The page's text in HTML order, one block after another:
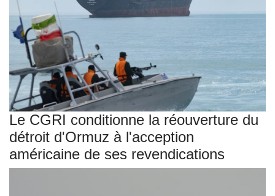
Le CGRI conditionne la réouverture du
détroit d'Ormuz à l'acception
américaine de ses revendications